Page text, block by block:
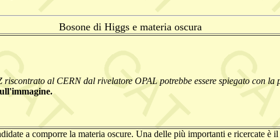
Bosone di Higgs e materia oscura
riscontrato al CERN dal rivelatore OPAL potrebbe essere spiegato con la
a comporre la materia oscure. Una delle più importanti e ricercate è